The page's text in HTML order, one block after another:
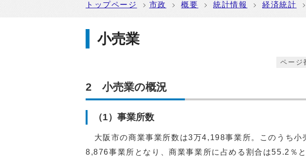
トップページ 市政 概要 統計情報 経済統計
小売業
ページ
2 小売業の概況
（1）事業所数
大阪市の商業事業所数は3万4,198事業所。このうち小
8,876事業所となり、商業事業所に占める割合は55.2％と